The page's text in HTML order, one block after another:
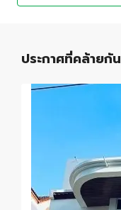
ประกาศที่คล้ายกัน